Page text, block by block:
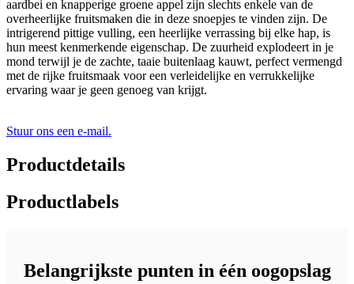
aardbei en knapperige groene appel zijn slechts enkele van de
overheerlijke fruitsmaken die in deze snoepjes te vinden zijn. De
intrigerend pittige vulling, een heerlijke verrassing bij elke hap, is
hun meest kenmerkende eigenschap. De zuurheid explodeert in je
mond terwijl je de zachte, taaie buitenlaag kauwt, perfect vermengd
met de rijke fruitsmaak voor een verleidelijke en verrukkelijke
ervaring waar je geen genoeg van krijgt.
Stuur ons een e-mail.
Productdetails
Productlabels
Belangrijkste punten in één oogopslag